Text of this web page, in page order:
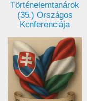
Történelemtanárok
(35.) Országos
Konferenciája